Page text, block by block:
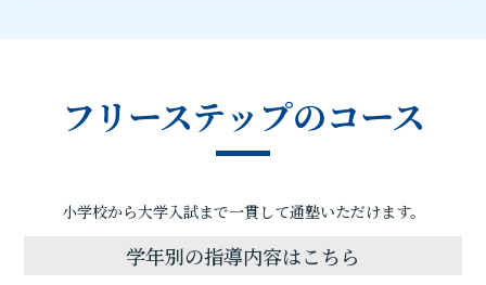
フリーステップのコース
小学校から大学入試まで一貫して通塾いただけます。
学年別の指導内容はこちら